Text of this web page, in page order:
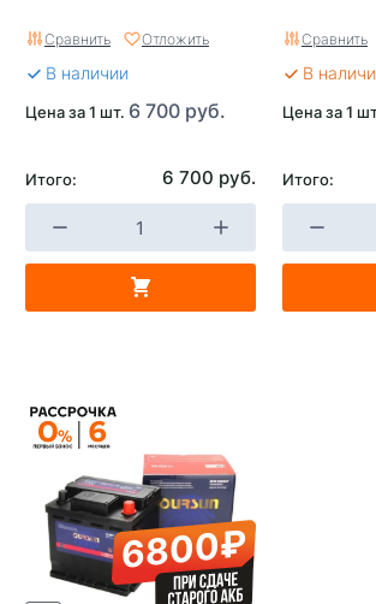
Сравнить Отложить
В наличии
Цена за 1 шт. 6 700 руб.
Итого: 6 700 руб.
Сравнить
В
Цена за 1
Итого:
6800₽